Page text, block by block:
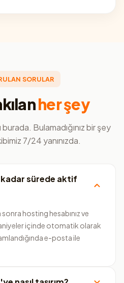
SORULAR
her şey
Bulamadığınız bir şey
7/24 yanınızda.
kadar sürede aktif
hosting hesabınız ve
içinde otomatik olarak
e-posta ile